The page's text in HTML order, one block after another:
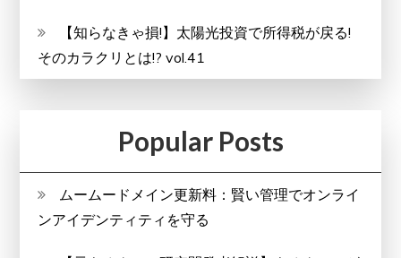
【知らなきゃ損!】太陽光投資で所得税が戻る!
そのカラクリとは!? vol.41
Popular Posts
ムームードメイン更新料：賢い管理でオンライ
ンアイデンティティを守る